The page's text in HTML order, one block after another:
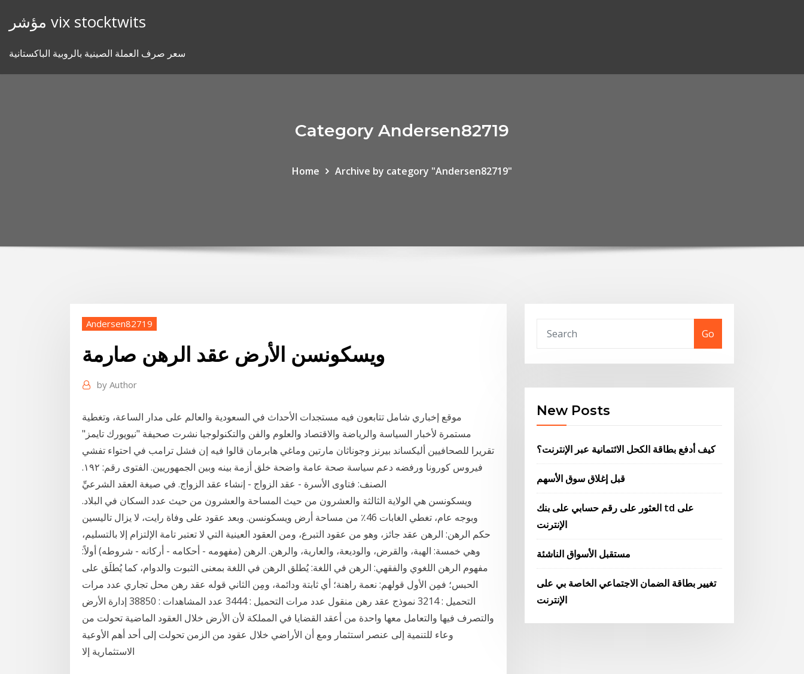
مؤشر vix stocktwits
سعر صرف العملة الصينية بالروبية الباكستانية
Category Andersen82719
Home Archive by category "Andersen82719"
Andersen82719
ويسكونسن الأرض عقد الرهن صارمة
by Author
موقع إخباري شامل تتابعون فيه مستجدات الأحداث في السعودية والعالم على مدار الساعة، وتغطية
مستمرة لأخبار السياسة والرياضة والاقتصاد والعلوم والفن والتكنولوجيا نشرت صحيفة "نيويورك تايمز"
تقريرا للصحافيين أليكساند بيرنز وجوناثان مارتين وماغي هابرمان قالوا فيه إن فشل ترامب في احتواء تفشي
فيروس كورونا ورفضه دعم سياسة صحة عامة واضحة خلق أزمة بينه وبين الجمهوريين. الفتوى رقم: ١٩٢.
الصنف: فتاوى الأسرة - عقد الزواج - إنشاء عقد الزواج. في صيغة العقد الشرعيِّ
ويسكونسن هي الولاية الثالثة والعشرون من حيث المساحة والعشرون من حيث عدد السكان في البلاد.
وبوجه عام، تغطي الغابات 46٪ من مساحة أرض ويسكونسن. وبعد عقود على وفاة رايت، لا يزال تاليسين
حكم الرهن: الرهن عقد جائز، وهو من عقود التبرع، ومن العقود العينية التي لا تعتبر تامة الإلتزام إلا بالتسليم،
وهي خمسة: الهبة، والقرض، والوديعة، والعارية، والرهن. الرهن (مفهومه - أحكامه - أركانه - شروطه) أولاً:
مفهوم الرهن اللغوي والفقهي: الرهن في اللغة: يُطلق الرهن في اللغة بمعنى الثبوت والدوام، كما يُطلَق على
الحبس؛ فمِن الأول قولهم: نعمة راهنة؛ أي ثابتة ودائمة، ومِن الثاني قوله عقد رهن محل تجاري عدد مرات
التحميل : 3214 نموذج عقد رهن منقول عدد مرات التحميل : 3444 عدد المشاهدات : 38850 إدارة الأرض
والتصرف فيها والتعامل معها واحدة من أعقد القضايا في المملكة لأن الأرض خلال العقود الماضية تحولت من
وعاء للتنمية إلى عنصر استثمار ومع أن الأراضي خلال عقود من الزمن تحولت إلى أحد أهم الأوعية
الاستثمارية إلا
Go
New Posts
كيف أدفع بطاقة الكحل الائتمانية عبر الإنترنت؟
قبل إغلاق سوق الأسهم
العثور على رقم حسابي على بنك td على
الإنترنت
مستقبل الأسواق الناشئة
تغيير بطاقة الضمان الاجتماعي الخاصة بي على
الإنترنت